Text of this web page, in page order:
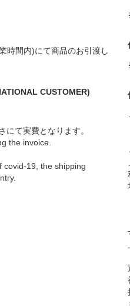
時間内)にて商品のお引渡し
CUSTOMER)
にて実費となります。
the invoice.
19, the shipping